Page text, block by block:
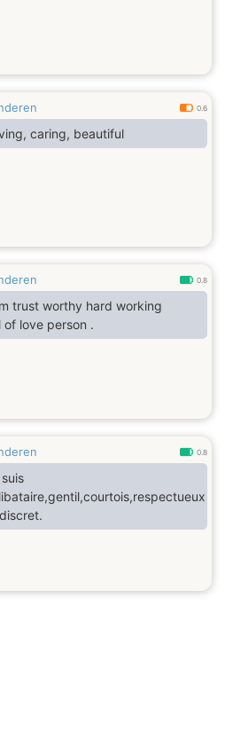
0.6
caring, beautiful
0.8
trust worthy hard working
of love person .
0.8